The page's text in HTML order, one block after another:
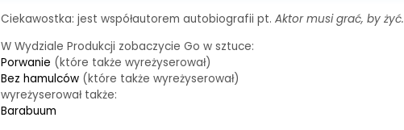
Ciekawostka: jest współautorem autobiografii pt. Aktor musi grać, by żyć.
W Wydziale Produkcji zobaczycie Go w sztuce:
Porwanie (które także wyreżyserował)
Bez hamulców (które także wyreżyserował)
wyreżyserował także:
Barabuum